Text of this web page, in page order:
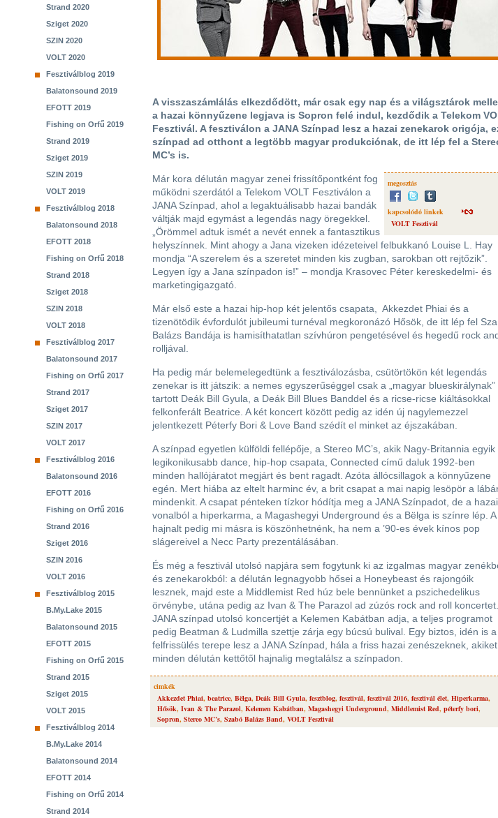
Strand 2020
Sziget 2020
SZIN 2020
VOLT 2020
Fesztiválblog 2019
Balatonsound 2019
EFOTT 2019
Fishing on Orfű 2019
Strand 2019
Sziget 2019
SZIN 2019
VOLT 2019
Fesztiválblog 2018
Balatonsound 2018
EFOTT 2018
Fishing on Orfű 2018
Strand 2018
Sziget 2018
SZIN 2018
VOLT 2018
Fesztiválblog 2017
Balatonsound 2017
Fishing on Orfű 2017
Strand 2017
Sziget 2017
SZIN 2017
VOLT 2017
Fesztiválblog 2016
Balatonsound 2016
EFOTT 2016
Fishing on Orfű 2016
Strand 2016
Sziget 2016
SZIN 2016
VOLT 2016
Fesztiválblog 2015
B.My.Lake 2015
Balatonsound 2015
EFOTT 2015
Fishing on Orfű 2015
Strand 2015
Sziget 2015
VOLT 2015
Fesztiválblog 2014
B.My.Lake 2014
Balatonsound 2014
EFOTT 2014
Fishing on Orfű 2014
Strand 2014
A visszaszámlálás elkezdődött, már csak egy nap és a világsztárok
a hazai könnyűzene legjava is Sopron felé indul, kezdődik a Telekom
Fesztivál. A fesztiválon a JANA Színpad lesz a hazai zenekarok origója,
színpad ad otthont a legtöbb magyar produkciónak, de itt lép fel a
MC’s is.
megosztás
kapcsolódó linkek
VOLT Fesztivál
Már kora délután magyar zenei frissítőpontként fog
működni szerdától a Telekom VOLT Fesztiválon a
JANA Színpad, ahol a legaktuálisabb hazai bandák
váltják majd egymást a legendás nagy öregekkel.
„Örömmel adtuk ismét a nevét ennek a fantasztikus
helyszínnek. Mint ahogy a Jana vizeken idézeteivel felbukkanó Louise L. Hay
mondja “A szerelem és a szeretet minden kis zugban, sarokban ott rejtőzik”.
Legyen így a Jana színpadon is!” – mondja Krasovec Péter kereskedelmi- és
marketingigazgató.
Már első este a hazai hip-hop két jelentős csapata, Akkezdet Phiai és a
tizenötödik évfordulót jubileumi turnéval megkoronázó Hősök, de itt lép fel
Balázs Bandája is hamisíthatatlan szívhúron pengetésével és hegedű rock
rolljával.
Ha pedig már belemelegedtünk a fesztiválozásba, csütörtökön két legendás
zenekar is itt játszik: a nemes egyszerűséggel csak a „magyar blueskirálynak”
tartott Deák Bill Gyula, a Deák Bill Blues Banddel és a ricse-ricse kiáltásokkal
felkonferált Beatrice. A két koncert között pedig az idén új nagylemezzel
jelentkezett Péterfy Bori & Love Band szédít el minket az éjszakában.
A színpad egyetlen külföldi fellépője, a Stereo MC’s, akik Nagy-Britannia egyik
legikonikusabb dance, hip-hop csapata, Connected című daluk 1992-ben
minden hallójáratot megjárt és bent ragadt. Azóta állócsillagok a könnyűzene
egén. Mert hiába az eltelt harminc év, a brit csapat a mai napig lesöpör a
mindenkit. A csapat pénteken tízkor hódítja meg a JANA Színpadot, de a hazai
vonalból a hiperkarma, a Magashegyi Underground és a Bëlga is színre lép. A
hajnalt pedig mi másra is köszönhetnénk, ha nem a ’90-es évek kínos pop
slágereivel a Necc Party prezentálásában.
És még a fesztivál utolsó napjára sem fogytunk ki az izgalmas magyar
és zenekarokból: a délután legnagyobb hősei a Honeybeast és rajongóik
lesznek, majd este a Middlemist Red húz bele bennünket a pszichedelikus
örvénybe, utána pedig az Ivan & The Parazol ad zúzós rock and roll
JANA színpad utolsó koncertjét a Kelemen Kabátban adja, a teljes programot
pedig Beatman & Ludmilla szettje zárja egy búcsú bulival. Egy biztos, idén is a
felfrissülés terepe lesz a JANA Színpad, hála a friss hazai zenészeknek, akiket
minden délután kettőtől hajnalig megtalálsz a színpadon.
cimkék
Akkezdet Phiai, beatrice, Bëlga, Deák Bill Gyula, fesztblog, fesztivál, fesztivál 2016, fesztivál élet, Hiperkarma,
Hősök, Ivan & The Parazol, Kelemen Kabátban, Magashegyi Underground, Middlemist Red, péterfy bori,
Sopron, Stereo MC’s, Szabó Balázs Band, VOLT Fesztivál